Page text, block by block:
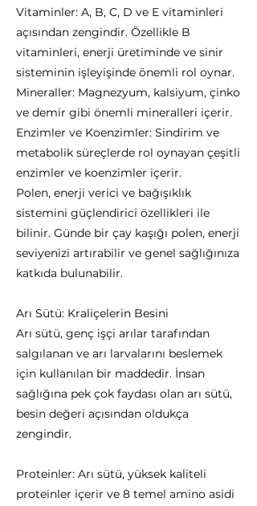
Vitaminler: A, B, C, D ve E vitaminleri
açısından zengindir. Özellikle B
vitaminleri, enerji üretiminde ve sinir
sisteminin işleyişinde önemli rol oynar.
Mineraller: Magnezyum, kalsiyum, çinko
ve demir gibi önemli mineralleri içerir.
Enzimler ve Koenzimler: Sindirim ve
metabolik süreçlerde rol oynayan çeşitli
enzimler ve koenzimler içerir.
Polen, enerji verici ve bağışıklık
sistemini güçlendirici özellikleri ile
bilinir. Günde bir çay kaşığı polen, enerji
seviyenizi artırabilir ve genel sağlığınıza
katkıda bulunabilir.
Arı Sütü: Kraliçelerin Besini
Arı sütü, genç işçi arılar tarafından
salgılanan ve arı larvalarını beslemek
için kullanılan bir maddedir. İnsan
sağlığına pek çok faydası olan arı sütü,
besin değeri açısından oldukça
zengindir.
Proteinler: Arı sütü, yüksek kaliteli
proteinler içerir ve 8 temel amino asidi